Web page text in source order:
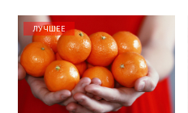
ЛУЧШЕЕ